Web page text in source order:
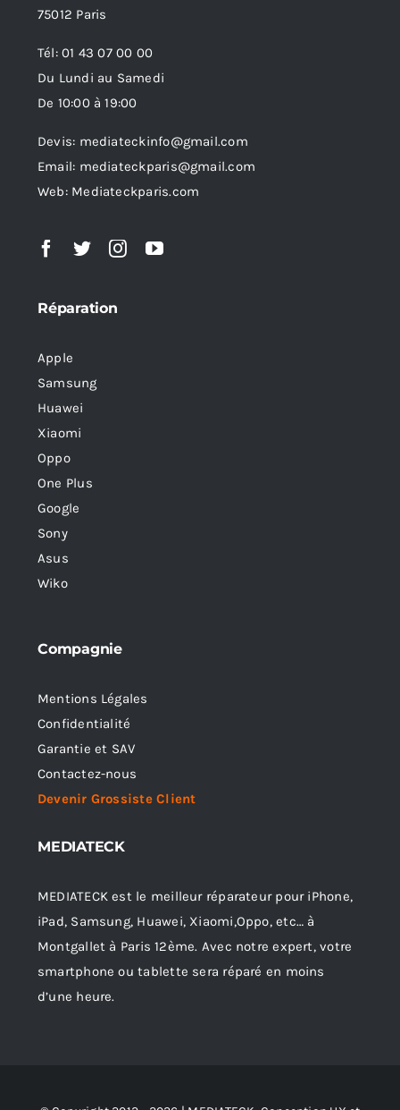
75012 Paris
Tél: 01 43 07 00 00
Du Lundi au Samedi
De 10:00 à 19:00
Devis: mediateckinfo@gmail.com
Email: mediateckparis@gmail.com
Web: Mediateckparis.com
Réparation
Apple
Samsung
Huawei
Xiaomi
Oppo
One Plus
Google
Sony
Asus
Wiko
Compagnie
Mentions Légales
Confidentialité
Garantie et SAV
Contactez-nous
Devenir Grossiste Client
MEDIATECK
MEDIATECK est le meilleur réparateur pour iPhone,
iPad, Samsung, Huawei, Xiaomi,Oppo, etc… à
Montgallet à Paris 12ème. Avec notre expert, votre
smartphone ou tablette sera réparé en moins
d’une heure.